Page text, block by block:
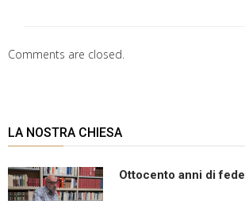
Comments are closed.
LA NOSTRA CHIESA
Ottocento anni di fede